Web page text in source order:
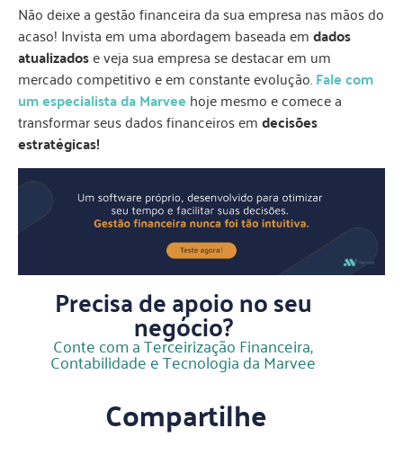
Não deixe a gestão financeira da sua empresa nas mãos do
acaso! Invista em uma abordagem baseada emdados
atualizadose veja sua empresa se destacar em um
mercado competitivo e em constante evolução.Fale com
um especialista da Marvee hoje mesmo e comece a
transformar seus dados financeiros emdecisões
estratégicas!
Precisa de apoio no seu
negócio?
Conte com a Terceirização Financeira,
Contabilidade e Tecnologia da Marvee
Compartilhe